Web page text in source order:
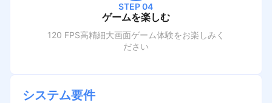
STEP 04
ゲームを楽しむ
120 FPS高精細大画面ゲーム体験をお楽しみく
ださい
システム要件